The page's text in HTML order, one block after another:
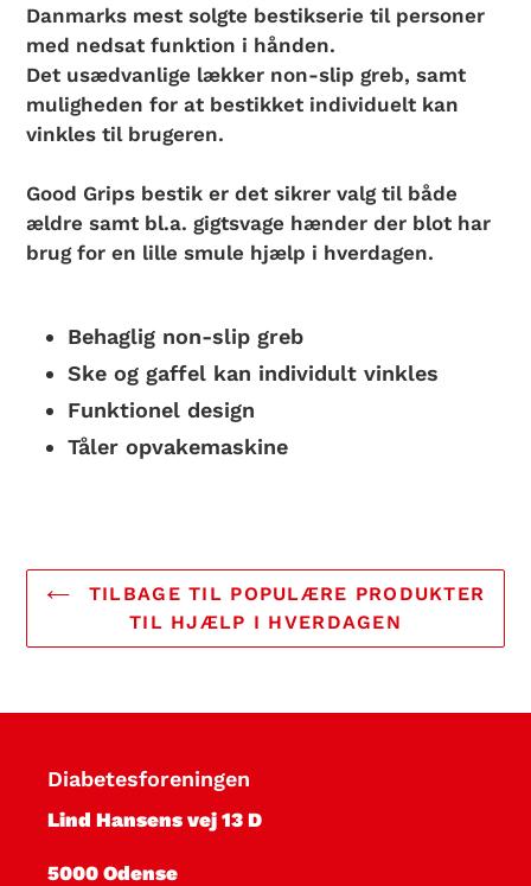
Danmarks mest solgte bestikserie til personer
med nedsat funktion i hånden.
Det usædvanlige lækker non-slip greb, samt
muligheden for at bestikket individuelt kan
vinkles til brugeren.
Good Grips bestik er det sikrer valg til både
ældre samt bl.a. gigtsvage hænder der blot har
brug for en lille smule hjælp i hverdagen.
Behaglig non-slip greb
Ske og gaffel kan individult vinkles
Funktionel design
Tåler opvakemaskine
TILBAGE TIL POPULÆRE PRODUKTER
TIL HJÆLP I HVERDAGEN
Diabetesforeningen
Lind Hansens vej 13 D
5000 Odense